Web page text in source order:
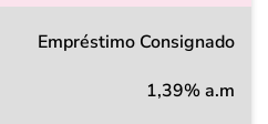
Empréstimo Consignado
1,39% a.m